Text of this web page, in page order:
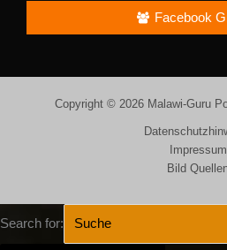
Facebook
Copyright © 2026 Malawi-Guru
Impressum
Bild
Search for: